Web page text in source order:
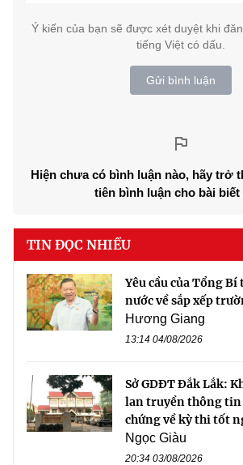
Ý kiến của bạn sẽ được xét duyệt khi
tiếng Việt có dấu.
Gửi bình luận
Hiện chưa có bình luận nào, hãy trở
tiên bình luận cho bài biết
TIN ĐỌC NHIỀU
Yêu cầu của Tổng
nước về sắp xếp
Hương Giang
13:14 04/08/2026
Sở GDĐT Đắk Lắk:
lan truyền thông tin
chứng về kỳ thi tốt
Ngọc Giàu
20:34 03/08/2026